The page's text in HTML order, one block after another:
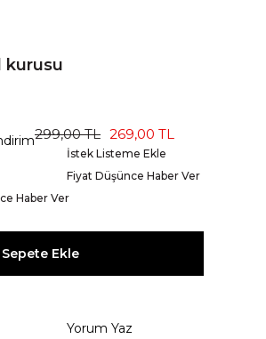
kurusu
299,00 TL 269,00 TL
İstek Listeme Ekle
Fiyat Düşünce Haber Ver
Haber Ver
Yorum Yaz